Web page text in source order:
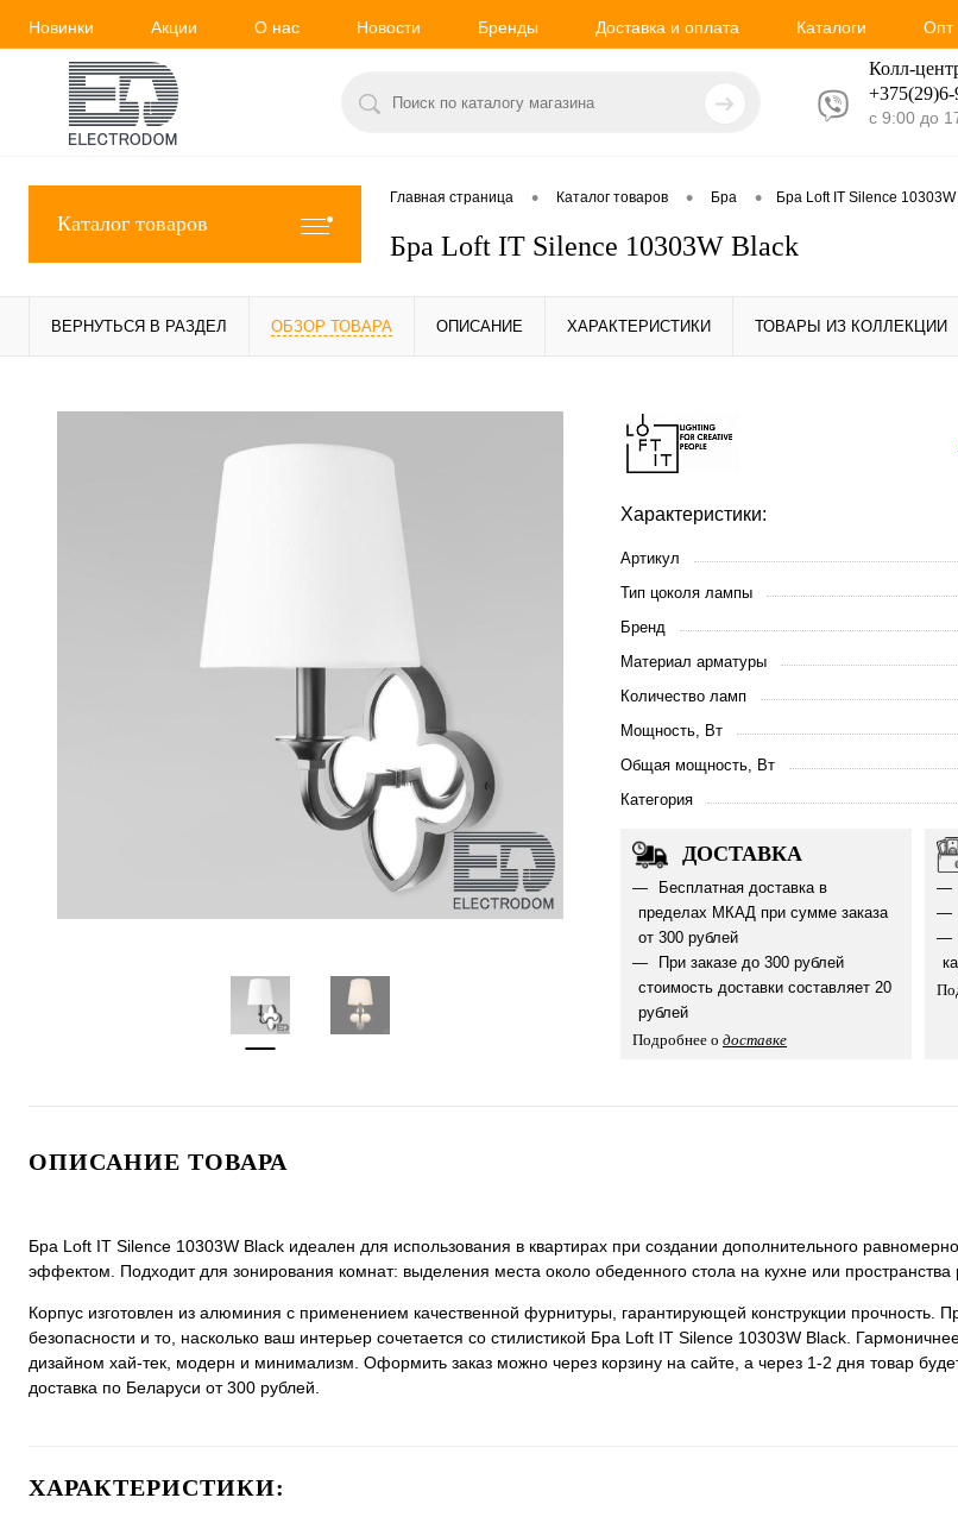
Новинки Акции О нас Новости Бренды Доставка и оплата Каталоги Опт
Колл-
+375(29)6-
с 9:00 до
Каталог товаров
Главная страница • Каталог товаров • Бра • Бра Loft IT Silence
Бра Loft IT Silence 10303W Black
ВЕРНУТЬСЯ В РАЗДЕЛ ОБЗОР ТОВАРА ОПИСАНИЕ ХАРАКТЕРИСТИКИ ТОВАРЫ ИЗ КОЛЛЕКЦИИ
Характеристики:
Артикул
Тип цоколя лампы
Бренд
Материал арматуры
Количество ламп
Мощность, Вт
Общая мощность, Вт
Категория
ДОСТАВКА
Бесплатная доставка в
пределах МКАД при сумме заказа
от 300 рублей
При заказе до 300 рублей
стоимость доставки составляет 20
рублей
Подробнее о доставке
ОПИСАНИЕ ТОВАРА
Бра Loft IT Silence 10303W Black идеален для использования в квартирах при создании дополнительного
эффектом. Подходит для зонирования комнат: выделения места около обеденного стола на кухне или пространства
Корпус изготовлен из алюминия с применением качественной фурнитуры, гарантирующей конструкции прочность.
безопасности и то, насколько ваш интерьер сочетается со стилистикой Бра Loft IT Silence 10303W Black.
дизайном хай-тек, модерн и минимализм. Оформить заказ можно через корзину на сайте, а через 1-2 дня товар
доставка по Беларуси от 300 рублей.
ХАРАКТЕРИСТИКИ: